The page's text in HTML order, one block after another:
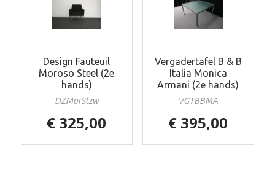
Design Fauteuil
Moroso Steel (2e
hands)
DZMorStzw
€ 325,00
Vergadertafel B & B
Italia Monica
Armani (2e hands)
VGTBBMA
€ 395,00